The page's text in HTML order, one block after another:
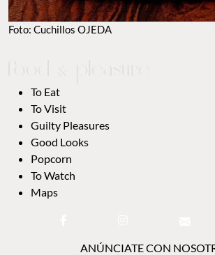
Foto: Cuchillos OJEDA
To Eat
To Visit
Guilty Pleasures
Good Looks
Popcorn
To Watch
Maps
ANÚNCIATE CON